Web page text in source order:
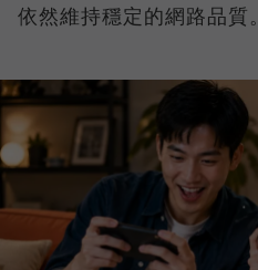
依然維持穩定的網路品質。